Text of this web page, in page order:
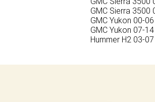
GMC Sierra 3500
GMC Yukon 00-06
GMC Yukon 07-14
Hummer H2 03-07